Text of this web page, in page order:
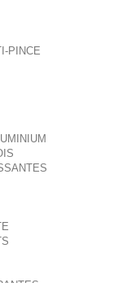
PINCE